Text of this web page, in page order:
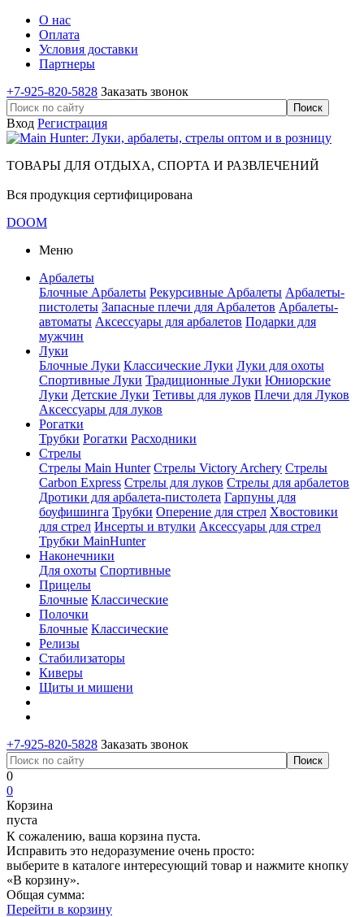
О нас
Оплата
Условия доставки
Партнеры
+7-925-820-5828 Заказать звонок
Вход Регистрация
ТОВАРЫ ДЛЯ ОТДЫХА, СПОРТА И РАЗВЛЕЧЕНИЙ
Вся продукция сертифицирована
DOOM
Меню
Арбалеты
Блочные Арбалеты Рекурсивные Арбалеты Арбалеты-
пистолеты Запасные плечи для Арбалетов Арбалеты-
автоматы Аксессуары для арбалетов Подарки для
мужчин
Луки
Блочные Луки Классические Луки Луки для охоты
Спортивные Луки Традиционные Луки Юниорские
Луки Детские Луки Тетивы для луков Плечи для Луков
Аксессуары для луков
Рогатки
Трубки Рогатки Расходники
Стрелы
Стрелы Main Hunter Стрелы Victory Archery Стрелы
Carbon Express Стрелы для луков Стрелы для арбалетов
Дротики для арбалета-пистолета Гарпуны для
боуфишинга Трубки Оперение для стрел Хвостовики
для стрел Инсерты и втулки Аксессуары для стрел
Трубки MainHunter
Наконечники
Для охоты Спортивные
Прицелы
Блочные Классические
Полочки
Блочные Классические
Релизы
Стабилизаторы
Киверы
Щиты и мишени
+7-925-820-5828 Заказать звонок
0
0
Корзина
пуста
К сожалению, ваша корзина пуста.
Исправить это недоразумение очень просто:
выберите в каталоге интересующий товар и нажмите кнопку
«В корзину».
Общая сумма:
Перейти в корзину